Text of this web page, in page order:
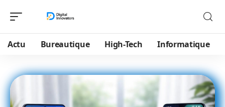
Actu Bureautique High-Tech Informatique